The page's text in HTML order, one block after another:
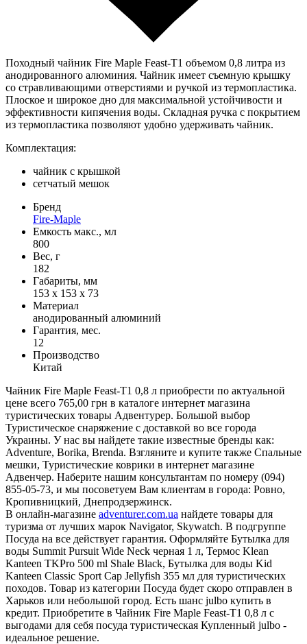
Походный чайник Fire Maple Feast-Т1 объемом 0,8 литра из
анодированного алюминия. Чайник имеет съемную крышку
со стравливающими отверстиями и ручкой из термопластика.
Плоское и широкое дно для максимальной устойчивости и
эффективности кипячения воды. Складная ручка с покрытием
из термопластика позволяют удобно удерживать чайник.
Комплектация:
чайник с крышкой
сетчатый мешок
Бренд
Fire-Maple
Емкость макс., мл
800
Вес, г
182
Габариты, мм
153 х 153 х 73
Материал
анодированный алюминий
Гарантия, мес.
12
Производство
Китай
Чайник Fire Maple Feast-Т1 0,8 л приобрести по актуальной
цене всего 765,00 грн в каталоге интернет магазина
туристических товары Адвентурер. Большой выбор
Туристическое снаряжение с доставкой во все города
Украины. У нас вы найдете такие известные бренды как:
Adventure, Borika, Brenda. Взгляните и купите также Спальные
мешки, Туристические коврики в интернет магазине
Адвенчер. Наберите нашим консультантам по номеру (094)
855-05-73, и мы посоветуем Вам клиентам в города: Ровно,
Кропивницкий, Днепродзержинск.
В онлайн-магазине adventurer.com.ua найдете товары для
туризма от лучших марок Navigator, Skywatch. В подгруппе
Посуда на все действует гарантия. Оформляйте Бутылка для
воды Summit Pursuit Wide Neck черная 1 л, Термос Klean
Kanteen TKPro 500 ml Shale Black, Бутылка для воды Kid
Kanteen Classic Sport Cap Jellyfish 355 мл для туристических
походов. Товар из категории Посуда будет скоро отправлен в
Харьков или небольшой город. Есть шанс julbo купить в
кредит. Приобретите в Чайник Fire Maple Feast-Т1 0,8 л с
выгодами для себя посуда туристическая Купленный julbo -
идеальное решение.